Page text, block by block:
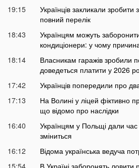
19:15
Українців закликали зробити
повний перелік
18:43
Українцям можуть
кондиціонери: у чому
18:14
Власникам гаражів зробили
доведеться платити у 2026
17:42
Українців попередили про
17:13
На Волині у ліцей фіктивно
що відомо про наслідки
16:40
Українцям у Польщі дали
зміниться
16:12
Відома українська ведуча